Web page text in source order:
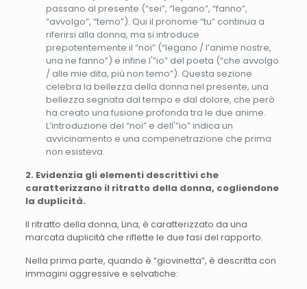
passano al presente (“sei”, “legano”, “fanno”,
“avvolgo”, “temo”). Qui il pronome “tu” continua a
riferirsi alla donna, ma si introduce
prepotentemente il “noi” (“legano / l’anime nostre,
una ne fanno”) e infine l'”io” del poeta (“che avvolgo
/ alle mie dita, più non temo”). Questa sezione
celebra la bellezza della donna nel presente, una
bellezza segnata dal tempo e dal dolore, che però
ha creato una fusione profonda tra le due anime.
L’introduzione del “noi” e dell'”io” indica un
avvicinamento e una compenetrazione che prima
non esisteva.
2. Evidenzia gli elementi descrittivi che
caratterizzano il ritratto della donna, cogliendone
la duplicità.
Il ritratto della donna, Lina, è caratterizzato da una
marcata duplicità che riflette le due fasi del rapporto.
Nella prima parte, quando è “giovinetta”, è descritta con
immagini aggressive e selvatiche: